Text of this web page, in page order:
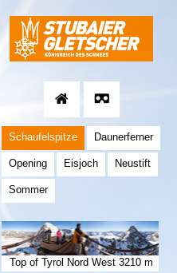
Schaufelspitze Daunerferner
Opening Eisjoch Neustift
Sommer
Top of Tyrol Nord West 3210 m